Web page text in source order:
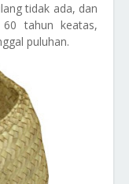
tidak ada, dan
tahun keatas,
puluhan.